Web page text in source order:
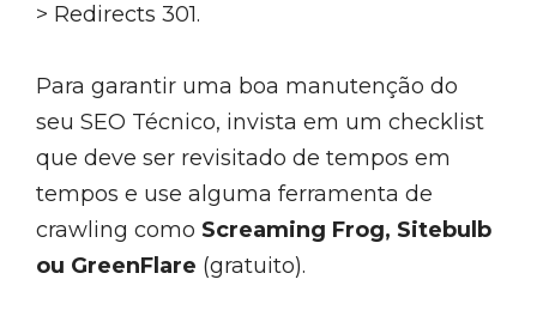
> Redirects 301.
Para garantir uma boa manutenção do
seu SEO Técnico, invista em um checklist
que deve ser revisitado de tempos em
tempos e use alguma ferramenta de
crawling como Screaming Frog, Sitebulb
ou GreenFlare (gratuito).